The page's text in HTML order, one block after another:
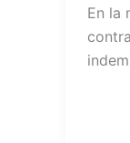
En la